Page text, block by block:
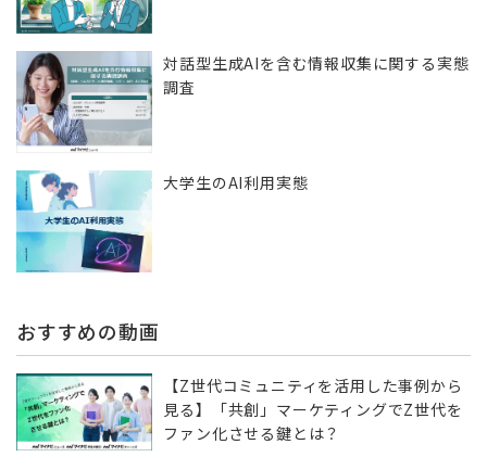
対話型生成AIを含む情報収集に​関する実態
調査
大学生のAI利用実態
おすすめの動画
【Z世代コミュニティを活用した事例から
見る】「共創」マーケティングでZ世代を
ファン化させる鍵とは？